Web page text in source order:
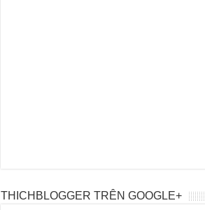
THICHBLOGGER TRÊN GOOGLE+